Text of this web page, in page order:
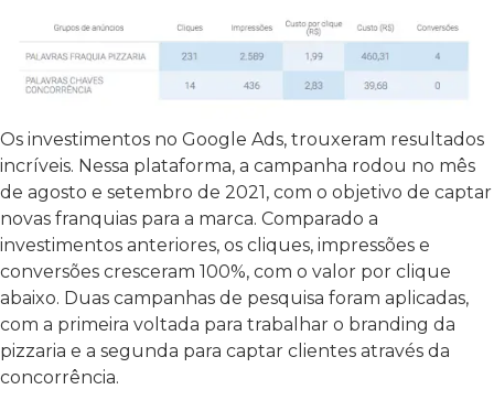
Os investimentos no Google Ads, trouxeram resultados
incríveis. Nessa plataforma, a campanha rodou no mês
de agosto e setembro de 2021, com o objetivo de captar
novas franquias para a marca. Comparado a
investimentos anteriores, os cliques, impressões e
conversões cresceram 100%, com o valor por clique
abaixo. Duas campanhas de pesquisa foram aplicadas,
com a primeira voltada para trabalhar o branding da
pizzaria e a segunda para captar clientes através da
concorrência.